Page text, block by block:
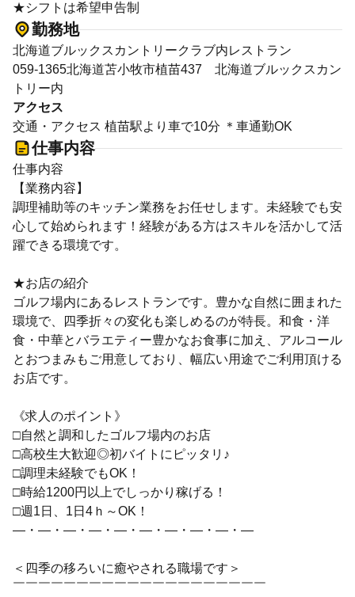
★シフトは希望申告制
勤務地
北海道ブルックスカントリークラブ内レストラン
059-1365北海道苫小牧市植苗437 北海道ブルックスカン
トリー内
アクセス
交通・アクセス 植苗駅より車で10分 ＊車通勤OK
仕事内容
仕事内容
【業務内容】
調理補助等のキッチン業務をお任せします。未経験でも安
心して始められます！経験がある方はスキルを活かして活
躍できる環境です。
★お店の紹介
ゴルフ場内にあるレストランです。豊かな自然に囲まれた
環境で、四季折々の変化も楽しめるのが特長。和食・洋
食・中華とバラエティー豊かなお食事に加え、アルコール
とおつまみもご用意しており、幅広い用途でご利用頂ける
お店です。
《求人のポイント》
□自然と調和したゴルフ場内のお店
□高校生大歓迎◎初バイトにピッタリ♪
□調理未経験でもOK！
□時給1200円以上でしっかり稼げる！
□週1日、1日4ｈ～OK！
―・―・―・―・―・―・―・―・―・―
＜四季の移ろいに癒やされる職場です＞
￣￣￣￣￣￣￣￣￣￣￣￣￣￣￣￣￣￣￣￣